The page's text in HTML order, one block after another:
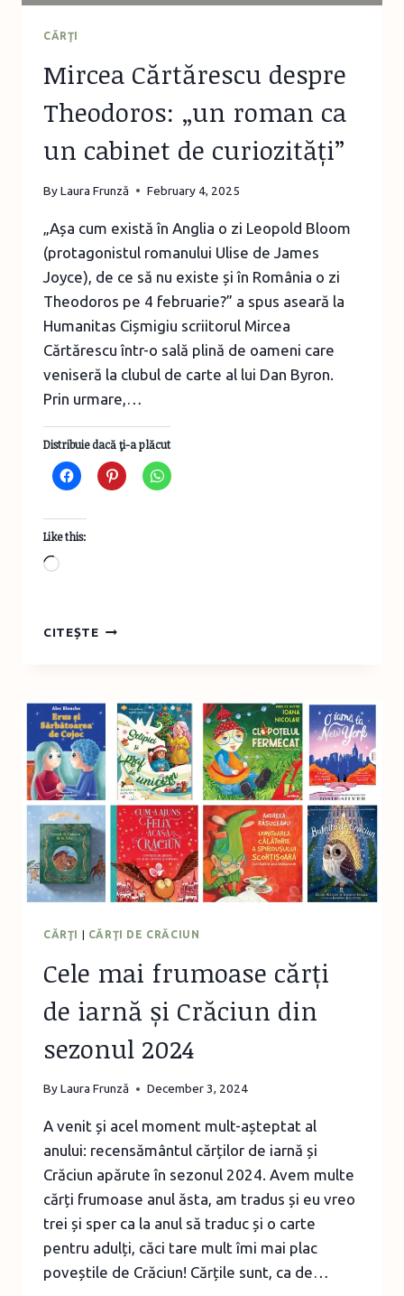
CĂRŢI
Mircea Cărtărescu despre
Theodoros: „un roman ca
un cabinet de curiozități”
ByLaura Frunză February 4, 2025
„Așa cum există în Anglia o zi Leopold Bloom
(protagonistul romanului Ulise de James
Joyce), de ce să nu existe și în România o zi
Theodoros pe 4 februarie?” a spus aseară la
Humanitas Cișmigiu scriitorul Mircea
Cărtărescu într-o sală plină de oameni care
veniseră la clubul de carte al lui Dan Byron.
Prin urmare,…
Distribuie dacă ţi-a plăcut
Like this:
Loading…
CITEȘTEMIRCEA
„UN
ROMAN
CA
UN
CABINET
DE
CURIOZITĂȚI”
CĂRŢI | CĂRŢI DE CRĂCIUN
Cele mai frumoase cărți
de iarnă și Crăciun din
sezonul 2024
ByLaura Frunză December 3, 2024
A venit și acel moment mult-așteptat al
anului: recensământul cărților de iarnă și
Crăciun apărute în sezonul 2024. Avem multe
cărți frumoase anul ăsta, am tradus și eu vreo
trei și sper ca la anul să traduc și o carte
pentru adulți, căci tare mult îmi mai plac
poveștile de Crăciun! Cărțile sunt, ca de…